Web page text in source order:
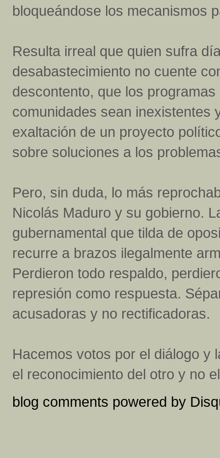
bloqueándose los mecanismos
Resulta irreal que quien sufra
desabastecimiento no cuente
descontento, que los
comunidades sean inexistentes
exaltación de un proyecto
sobre soluciones a los
Pero, sin duda, lo más
Nicolás Maduro y su gobierno.
gubernamental que tilda de
recurre a brazos ilegalmente
Perdieron todo respaldo,
represión como respuesta.
acusadoras y no rectificadoras.
Hacemos votos por el diálogo y
el reconocimiento del otro y no
blog comments powered by